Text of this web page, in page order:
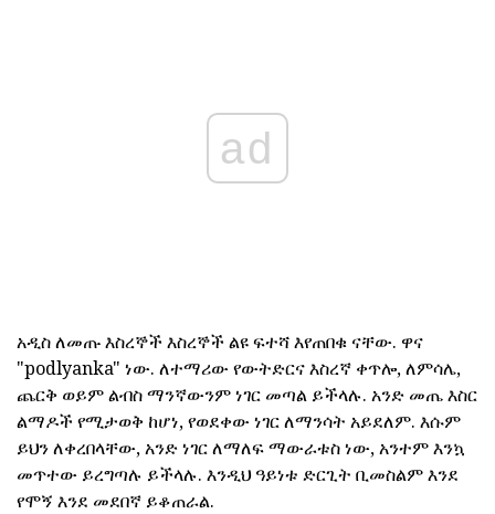
ad
አዲስ ለመጡ እስረኞች እስረኞች ልዩ ፍተሻ እየጠበቁ ናቸው. ዋና
"podlyanka" ነው. ለተማሪው የውትድርና እስረኛ ቀጥሎ, ለምሳሌ,
ጨርቅ ወይም ልብስ ማንኛውንም ነገር መጣል ይችላሉ. አንድ መጤ እስር
ልማዶች የሚታወቅ ከሆነ, የወደቀው ነገር ለማንሳት አይደለም. እሱም
ይህን ለቀረበላቸው, አንድ ነገር ለማለፍ ማውራቱስ ነው, አንተም እንኳ
መጥተው ይረግጣሉ ይችላሉ. እንዲህ ዓይነቱ ድርጊት ቢመስልም እንደ
የሞኝ እንደ መደበኛ ይቆጠራል.